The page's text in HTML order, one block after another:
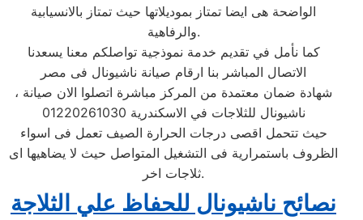
الواضحة هى ايضا تمتاز بموديلاتها حيث تمتاز بالانسيابية
والرفاهية.
كما نأمل في تقديم خدمة نموذجية تواصلكم معنا يسعدنا
الاتصال المباشر بنا ارقام صيانة ناشيونال فى مصر
، شهادة ضمان معتمدة من المركز مباشرة اتصلوا الان صيانة
ناشيونال للثلاجات في الاسكندرية 01220261030
حيث تتحمل اقصى درجات الحرارة الصيف تعمل فى اسواء
الظروف باستمرارية فى التشغيل المتواصل حيث لا يضاهيها اى
ثلاجات اخر.
نصائح ناشيونال للحفاظ علي الثلاجة